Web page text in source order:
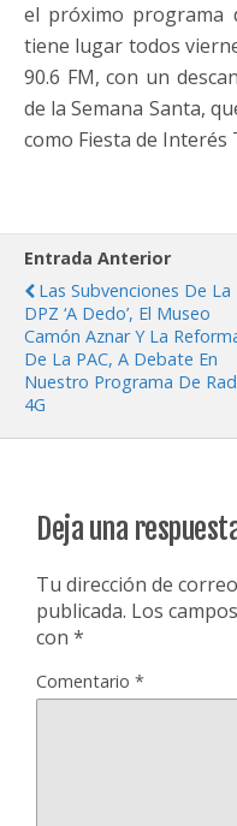
el próximo programa
tiene lugar todos
90.6 FM, con un
de la Semana Santa,
como Fiesta de
Entrada Anterior
Las Subvenciones De La
DPZ ‘a Dedo’, El Museo
Camón Aznar Y La
De La PAC, A Debate En
Nuestro Programa De
4G
Deja una
Tu dirección de
publicada. Los
con *
Comentario *